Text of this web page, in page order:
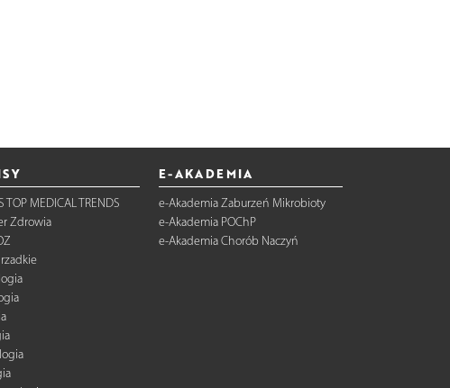
TOP MEDICAL TRENDS
Zdrowia
E-AKADEMIA
e-Akademia Zaburzeń Mikrobioty
e-Akademia POChP
e-Akademia Chorób Naczyń